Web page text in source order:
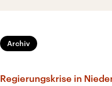
Archiv
Regierungskrise in